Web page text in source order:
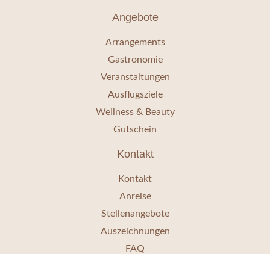
Angebote
Arrangements
Gastronomie
Veranstaltungen
Ausflugsziele
Wellness & Beauty
Gutschein
Kontakt
Kontakt
Anreise
Stellenangebote
Auszeichnungen
FAQ